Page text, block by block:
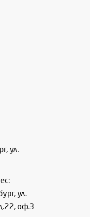
, ул.
ул.
оф.3